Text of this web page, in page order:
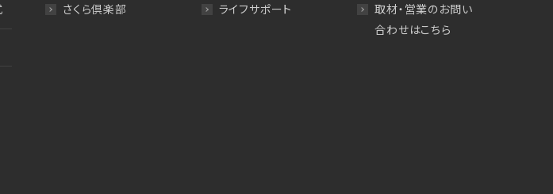
さくら倶楽部 ライフサポート
取材・営業のお問い
合わせはこちら